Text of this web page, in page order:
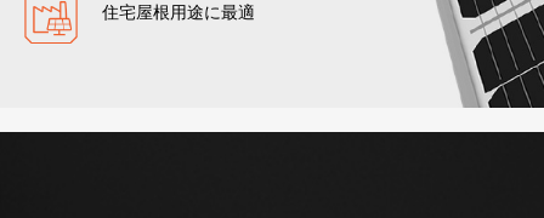
住宅屋根用途に最適